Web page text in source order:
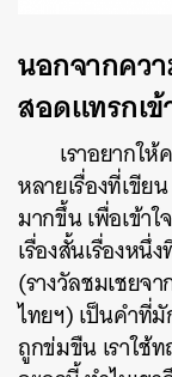
นอกจากคว
สอดแทรกเข้
เราอยากใ
หลายเรื่องที่เขี
มากขึ้น เพื่อเข้า
เรื่องสั้นเรื่องหนึ่
(รางวัลชมเชยจ
ไทยฯ) เป็นคำที่
ถูกข่มขืน เราใช้